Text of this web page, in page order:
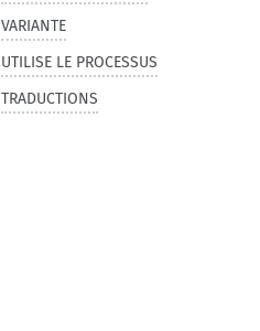
VARIANTE
UTILISE LE PROCESSUS
TRADUCTIONS